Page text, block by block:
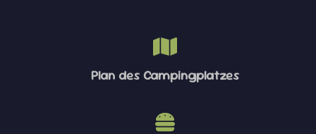
Plan des Campingplatzes